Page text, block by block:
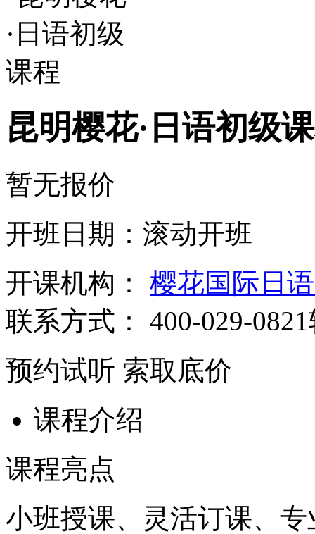
昆明樱花·日语初级
暂无报价
开班日期：滚动开班
开课机构：
樱花国际日
联系方式：
400-029-
预约试听 索取底价
课程介绍
课程亮点
小班授课、灵活订课、